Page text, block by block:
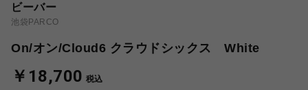
ビーバー
池袋PARCO
On/オン/Cloud6 クラウドシックス White
￥18,700 税込